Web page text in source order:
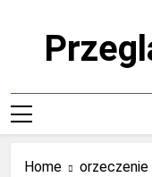
Home orzeczenie